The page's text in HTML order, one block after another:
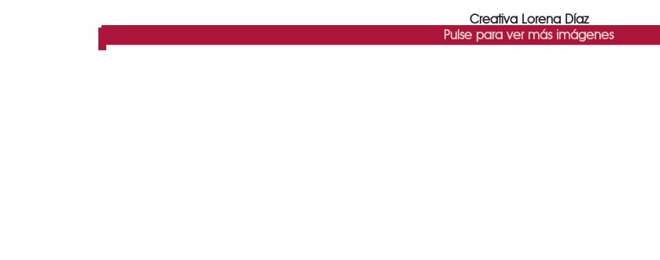
Creativa Lorena Díaz
Pulse para ver más imágenes